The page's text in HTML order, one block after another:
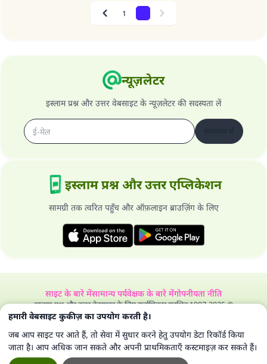
Previous
1 Next
न्यूज़लेटर
इस्लाम प्रश्न और उत्तर वेबसाइट के न्यूज़लेटर की सदस्यता लें
इस्लाम प्रश्न और उत्तर एप्लिकेशन
सामग्री तक त्वरित पहुँच और ऑफ़लाइन ब्राउज़िंग के लिए
साइट के बारे मेंसामान्य पर्यवेक्षक के बारे मेंगोपनीयता नीति
इस्लाम प्रश्न और उत्तर वेबसाइट के लिए सर्वाधिकार सुरक्षित 1997-2025 ©
हमारी वेबसाइट कुकीज़ का उपयोग करती है।
जब आप साइट पर आते हैं, तो सेवा में सुधार करने हेतु उपयोग डेटा रिकॉर्ड किया
जाता है। आप अधिक जान सकते और अपनी प्राथमिकताएँ कस्टमाइज़ कर सकते हैं।